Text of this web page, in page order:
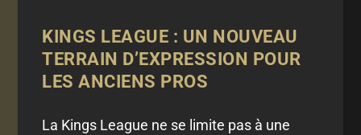
KINGS LEAGUE : UN NOUVEAU
TERRAIN D’EXPRESSION POUR
LES ANCIENS PROS
La Kings League ne se limite pas à une